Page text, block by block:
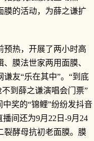
膜的活动，为薛之谦扩
预热，开展了两小时高
膜法世家两用面膜、
友“乐在其中”。“到底
到薛之谦演唱会门票”
奖的“锦鲤”纷纷发抖音
间还为9月22日-9月24
裂酵母抗初老面膜。膜